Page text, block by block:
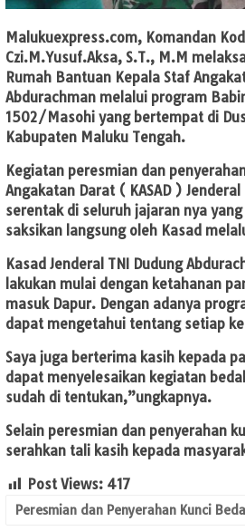
Malukuexpress.com, Komandan
Czi.M.Yusuf.Aksa, S.T., M.M
Rumah Bantuan Kepala Staf
Abdurachman melalui program
1502/Masohi yang bertempat di
Kabupaten Maluku Tengah.
Kegiatan peresmian dan
Angakatan Darat ( KASAD )
serentak di seluruh jajaran nya
saksikan langsung oleh Kasad
Kasad Jenderal TNI Dudung
lakukan mulai dengan ketahanan
masuk Dapur. Dengan adanya
dapat mengetahui tentang setiap
Saya juga berterima kasih kepada
dapat menyelesaikan kegiatan
sudah di tentukan,”ungkapnya.
Selain peresmian dan penyerahan
serahkan tali kasih kepada
Post Views: 417
Peresmian dan Penyerahan Kunci